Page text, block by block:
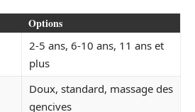
Options
2-5 ans, 6-10 ans, 11 ans et
plus
Doux, standard, massage des
gencives